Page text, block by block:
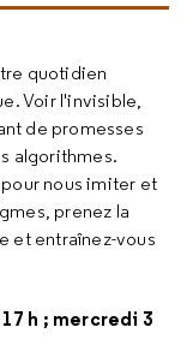
quotidien
Voir l'invisible,
de promesses
algorithmes.
nous imiter et
prenez la
et entraînez-vous
h ; mercredi 3